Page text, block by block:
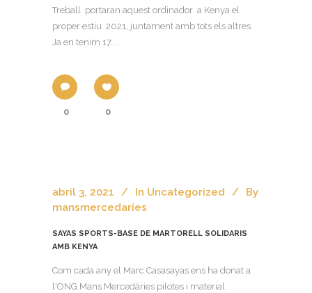
Treball portaran aquest ordinador a Kenya el
proper estiu 2021, juntament amb tots els altres.
Ja en tenim 17....
0 0
abril 3, 2021 In Uncategorized
By
mansmercedaries
SAYAS SPORTS-BASE DE MARTORELL SOLIDARIS
AMB KENYA
Com cada any el Marc Casasayas ens ha donat a
l'ONG Mans Mercedàries pilotes i material